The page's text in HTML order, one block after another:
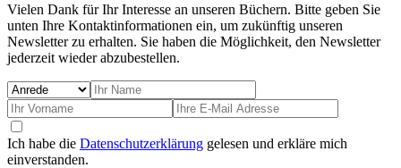
Vielen Dank für Ihr Interesse an unseren Büchern. Bitte geben Sie
unten Ihre Kontaktinformationen ein, um zukünftig unseren
Newsletter zu erhalten. Sie haben die Möglichkeit, den Newsletter
jederzeit wieder abzubestellen.
Ich habe die Datenschutzerklärung gelesen und erkläre mich
einverstanden.